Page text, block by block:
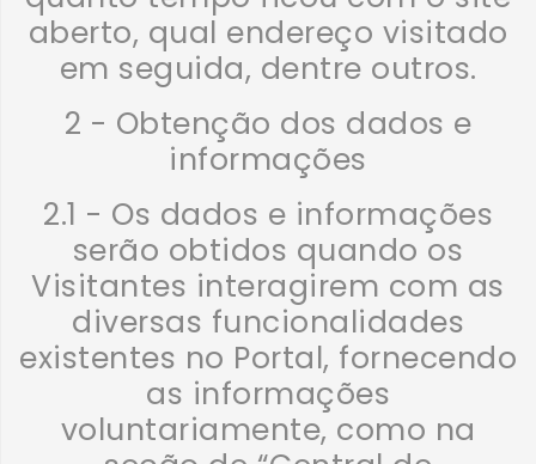
aberto, qual endereço visitado
em seguida, dentre outros.
2 - Obtenção dos dados e
informações
2.1 - Os dados e informações
serão obtidos quando os
Visitantes interagirem com as
diversas funcionalidades
existentes no Portal, fornecendo
as informações
voluntariamente, como na